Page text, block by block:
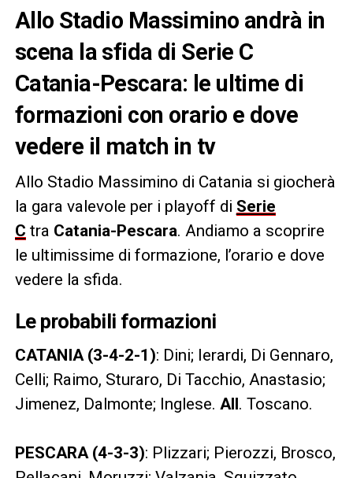
Allo Stadio Massimino andrà in
scena la sfida di Serie C
Catania-Pescara: le ultime di
formazioni con orario e dove
vedere il match in tv
Allo Stadio Massimino di Catania si giocherà
la gara valevole per i playoff di Serie
C tra Catania-Pescara. Andiamo a scoprire
le ultimissime di formazione, l’orario e dove
vedere la sfida.
Le probabili formazioni
CATANIA (3-4-2-1): Dini; Ierardi, Di Gennaro,
Celli; Raimo, Sturaro, Di Tacchio, Anastasio;
Jimenez, Dalmonte; Inglese. All. Toscano.
PESCARA (4-3-3): Plizzari; Pierozzi, Brosco,